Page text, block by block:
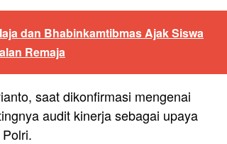
dan Bhabinkamtibmas Ajak Siswa
Remaja
saat dikonfirmasi mengenai
audit kinerja sebagai upaya